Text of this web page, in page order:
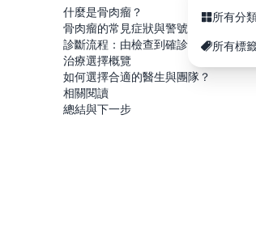
所有分
所有標
什麼是骨肉瘤？
骨肉瘤的常見症狀與警號
診斷流程：由檢查到確診
治療選擇概覽
如何選擇合適的醫生與團隊？
相關閱讀
總結與下一步